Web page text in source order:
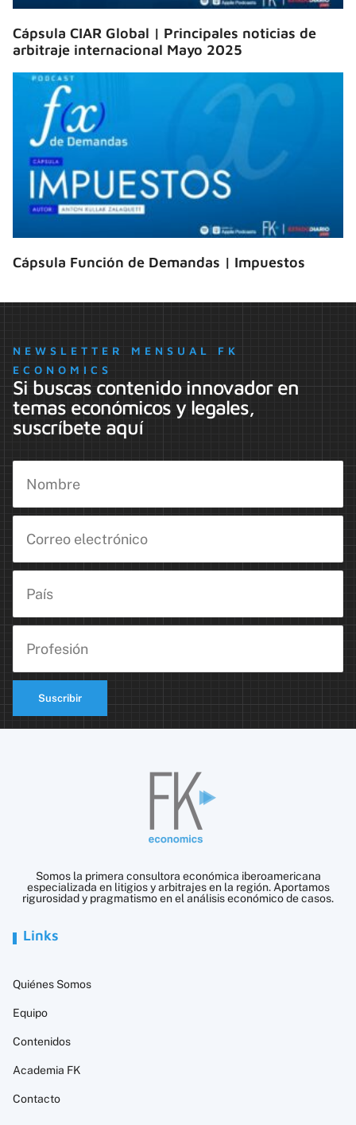
Cápsula CIAR Global | Principales noticias de
arbitraje internacional Mayo 2025
Cápsula Función de Demandas | Impuestos
NEWSLETTER MENSUAL FK
ECONOMICS
Si buscas contenido innovador en
temas económicos y legales,
suscríbete aquí
Suscribir
Somos la primera consultora económica iberoamericana
especializada en litigios y arbitrajes en la región. Aportamos
rigurosidad y pragmatismo en el análisis económico de casos.
Links
Quiénes Somos
Equipo
Contenidos
Academia FK
Contacto